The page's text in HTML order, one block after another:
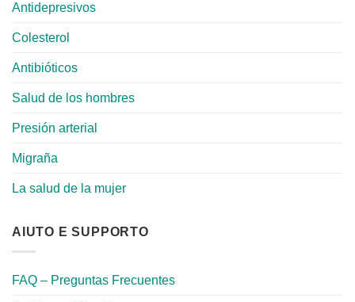
Antidepresivos
Colesterol
Antibióticos
Salud de los hombres
Presión arterial
Migraña
La salud de la mujer
AIUTO E SUPPORTO
FAQ – Preguntas Frecuentes